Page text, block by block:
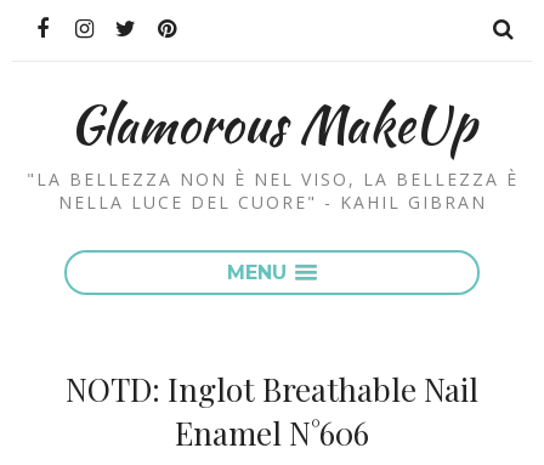
Glamorous MakeUp
"LA BELLEZZA NON È NEL VISO, LA BELLEZZA È
NELLA LUCE DEL CUORE" - KAHIL GIBRAN
MENU
NOTD: Inglot Breathable Nail
Enamel N°606